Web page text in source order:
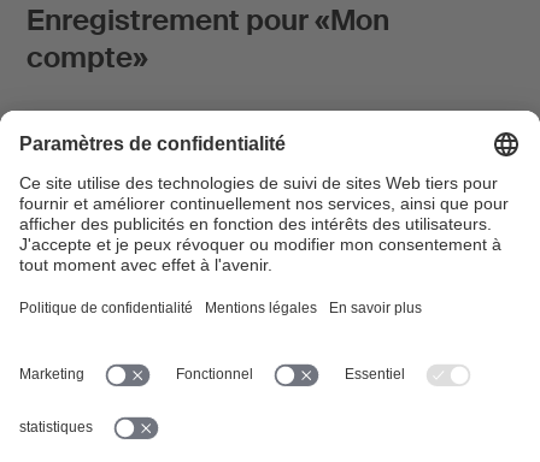
Enregistrement pour «Mon
compte»
Vous envisagez, à l'avenir, de déclarer vos œuvres en
ligne et souhaitez pouvoir consulter la banque de
données des œuvres SUISA et la documentation relative
aux œuvres. Demandez votre login personnel au moyen
du formulaire ci-dessous.
Important
: vous pouvez nous demander un login
SUISA. Dans l'espace «Mon compte», vous avez accès à
que les données de connexion (adresse e-mail) ne